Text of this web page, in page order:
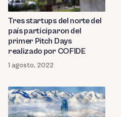
Tres startups del norte del
país participaron del
primer Pitch Days
realizado por COFIDE
1 agosto, 2022